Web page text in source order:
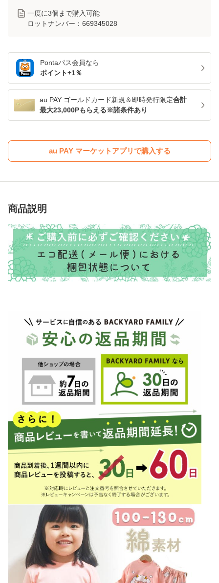
一度に3個まで購入可能
ロットナンバー： 669345028
Pontaパス会員なら
ポイント+1％
au PAY ゴールドカード新規＆即時発行限定合計
最大23,000Pもらえる※諸条件あり
au PAY マーケットアプリで購入する
商品説明